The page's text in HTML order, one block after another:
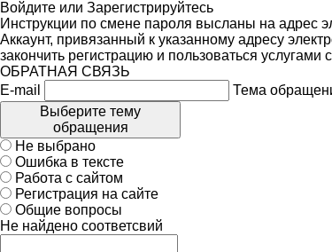
Войдите или Зарегистрируйтесь
Инструкции по смене пароля высланы на адрес
Аккаунт, привязанный к указанному адресу
закончить регистрацию и пользоваться
ОБРАТНАЯ СВЯЗЬ
E-mail
Тема
Выберите тему
обращения
Не выбрано
Ошибка в тексте
Работа с сайтом
Регистрация на сайте
Общие вопросы
Не найдено соответсвий